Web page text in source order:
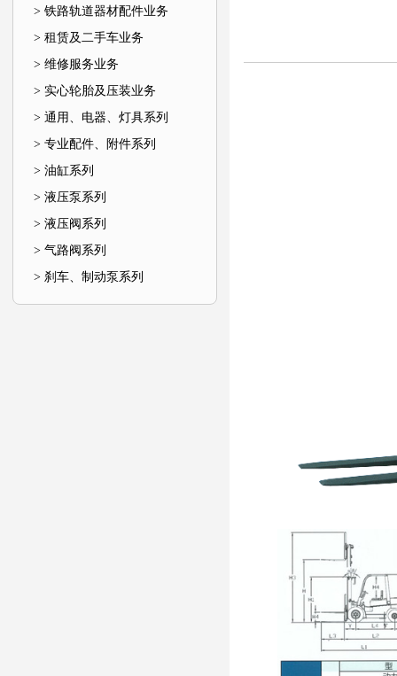
> 铁路轨道器材配件业务
> 租赁及二手车业务
> 维修服务业务
> 实心轮胎及压装业务
> 通用、电器、灯具系列
> 专业配件、附件系列
> 油缸系列
> 液压泵系列
> 液压阀系列
> 气路阀系列
> 刹车、制动泵系列